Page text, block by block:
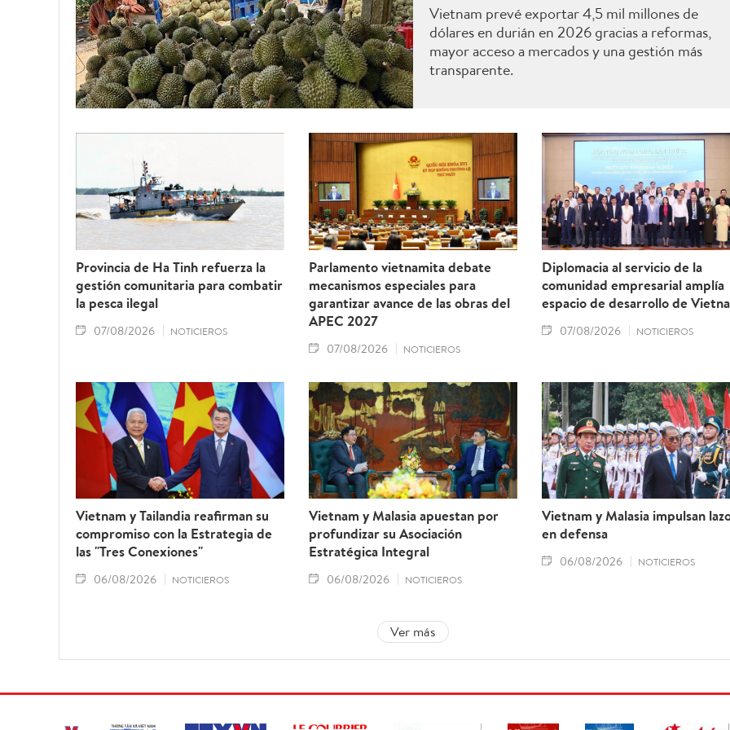
Vietnam prevé exportar 4,5 mil millones de
dólares en durián en 2026 gracias a reformas,
mayor acceso a mercados y una gestión más
transparente.
Provincia de Ha Tinh refuerza la
gestión comunitaria para combatir
la pesca ilegal
07/08/2026 NOTICIEROS
Parlamento vietnamita debate
mecanismos especiales para
garantizar avance de las obras del
APEC 2027
07/08/2026 NOTICIEROS
Diplomacia al servicio de la
comunidad empresarial amplía
espacio de desarrollo de
07/08/2026 NOTICIEROS
Vietnam y Tailandia reafirman su
compromiso con la Estrategia de
las "Tres Conexiones"
06/08/2026 NOTICIEROS
Vietnam y Malasia apuestan por
profundizar su Asociación
Estratégica Integral
06/08/2026 NOTICIEROS
Vietnam y Malasia impulsan
en defensa
06/08/2026 NOTICIEROS
Ver más